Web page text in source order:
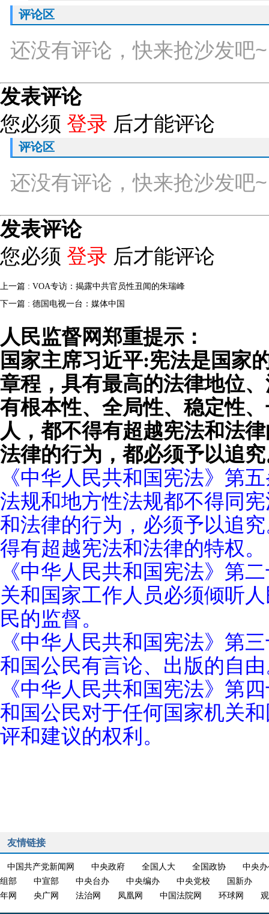
评论区
还没有评论，快来抢沙发吧~
发表评论
您必须 登录 后才能评论
评论区
还没有评论，快来抢沙发吧~
发表评论
您必须 登录 后才能评论
上一篇 : VOA专访：揭露中共官员性丑闻的朱瑞峰
下一篇 : 德国电视一台：媒体中国
人民监督网郑重提示：
国家主席习近平:宪法是国家
章程，具有最高的法律地位
有根本性、全局性、稳定性
人，都不得有超越宪法和法
法律的行为，都必须予以追
《中华人民共和国宪法》第
法规和地方性法规都不得同
和法律的行为，必须予以追
得有超越宪法和法律的特权。
《中华人民共和国宪法》第
关和国家工作人员必须倾听
民的监督。
《中华人民共和国宪法》第
和国公民有言论、出版的自
《中华人民共和国宪法》第
和国公民对于任何国家机关
评和建议的权利。
友情链接
中国共产党新闻网 中央政府 全国人大 全国政协
中央
组部
中宣部 中央台办 中央编办 中央党校
国新办
年网
央广网 法治网 凤凰网 中国法院网 环球网